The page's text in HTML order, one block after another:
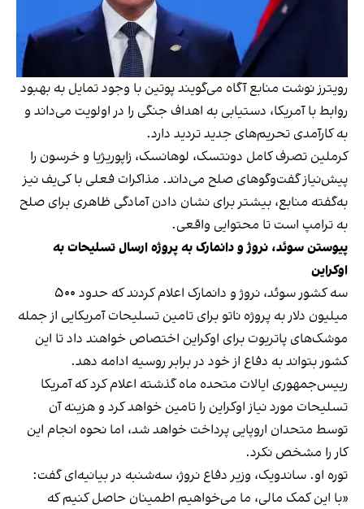
رویترز نوشت منابع آگاه می‌گویند پوتین با وجود تمایل به بهبود
روابط با آمریکا، دستیابی به اهداف جنگی را در اولویت می‌داند و
به کارآمدی تحریم‌های جدید تردید دارد.
کرملین تصرف کامل دونتسک، لوهانسک، زاپوریژیا و خرسون را
پیش‌نیاز گفت‌وگوهای صلح می‌داند. مذاکرات فعلی با کی‌یف نیز
به‌گفته منابع، بیشتر برای نشان دادن آمادگی ظاهری برای صلح
به ترامپ است تا محتوایی واقعی.
پیوستن سوئد، نروژ و دانمارک به پروژه ارسال تسلیحات به
اوکراین
سه کشور سوئد، نروژ و دانمارک اعلام کردند که حدود ۵۰۰
میلیون دلار به پروژه ناتو برای تامین تسلیحات آمریکایی از جمله
موشک‌های پاتریوت برای اوکراین اختصاص خواهند داد تا این
کشور بتواند به دفاع از خود در برابر روسیه ادامه دهد.
رییس‌جمهوری ایالات متحده ماه گذشته اعلام کرد که آمریکا
تسلیحات مورد نیاز اوکراین را تامین خواهد کرد و هزینه آن
توسط متحدان اروپایی پرداخت خواهد شد، اما نحوه انجام این
کار را مشخص نکرد.
توره او. ساندویک، وزیر دفاع نروژ، سه‌شنبه در بیانیه‌ای گفت:
«با این کمک مالی، ما می‌خواهیم اطمینان حاصل کنیم که